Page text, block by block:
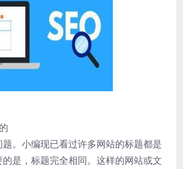
。小编现已看过许多网站的标题都是
是，标题完全相同。这样的网站或文